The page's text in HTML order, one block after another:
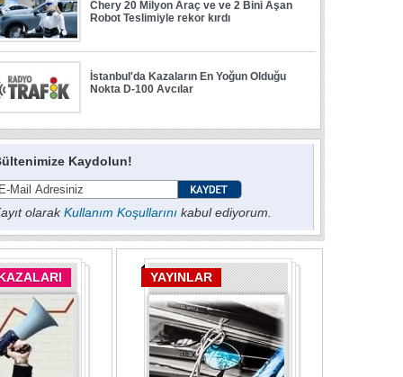
Kaydolun!
olarakKullanım Koşullarını kabul ediyorum.
YAYINLAR